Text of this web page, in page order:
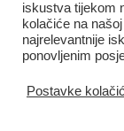
iskustva tijekom
kolačiće na
najrelevantnije
ponovljenim
Postavke